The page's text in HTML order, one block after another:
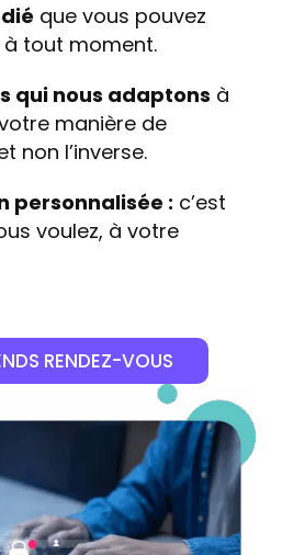
que vous pouvez
tout moment.
qui nous adaptons à
manière de
non l’inverse.
personnalisée : c’est
voulez, à votre
RENDEZ-VOUS